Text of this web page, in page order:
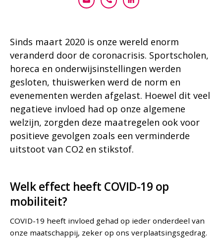
Sinds maart 2020 is onze wereld enorm
veranderd door de coronacrisis. Sportscholen,
horeca en onderwijsinstellingen werden
gesloten, thuiswerken werd de norm en
evenementen werden afgelast. Hoewel dit veel
negatieve invloed had op onze algemene
welzijn, zorgden deze maatregelen ook voor
positieve gevolgen zoals een verminderde
uitstoot van CO2 en stikstof.
adkoning@goudappel.nl
+31 (0)6 54 70 01 25
Bekijk mijn profiel
Welk effect heeft COVID-19 op
mobiliteit?
COVID-19 heeft invloed gehad op ieder onderdeel van
onze maatschappij, zeker op ons verplaatsingsgedrag.